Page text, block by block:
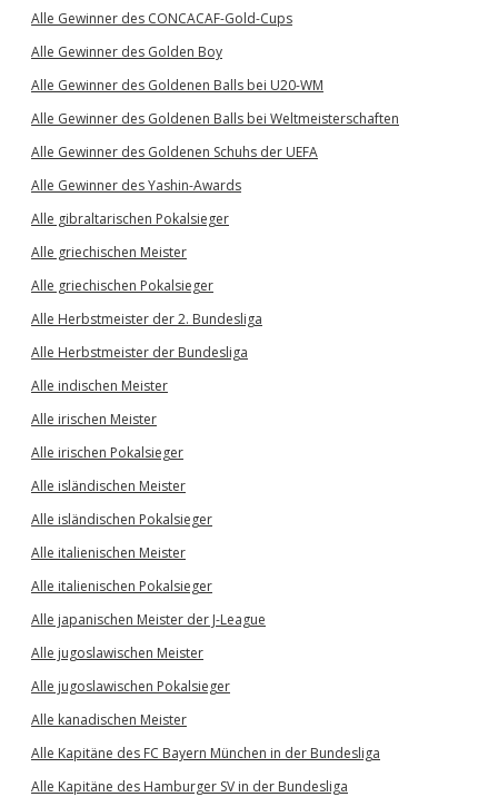
Alle Gewinner des CONCACAF-Gold-Cups
Alle Gewinner des Golden Boy
Alle Gewinner des Goldenen Balls bei U20-WM
Alle Gewinner des Goldenen Balls bei Weltmeisterschaften
Alle Gewinner des Goldenen Schuhs der UEFA
Alle Gewinner des Yashin-Awards
Alle gibraltarischen Pokalsieger
Alle griechischen Meister
Alle griechischen Pokalsieger
Alle Herbstmeister der 2. Bundesliga
Alle Herbstmeister der Bundesliga
Alle indischen Meister
Alle irischen Meister
Alle irischen Pokalsieger
Alle isländischen Meister
Alle isländischen Pokalsieger
Alle italienischen Meister
Alle italienischen Pokalsieger
Alle japanischen Meister der J-League
Alle jugoslawischen Meister
Alle jugoslawischen Pokalsieger
Alle kanadischen Meister
Alle Kapitäne des FC Bayern München in der Bundesliga
Alle Kapitäne des Hamburger SV in der Bundesliga